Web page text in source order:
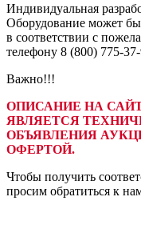
Индивидуальная
Оборудование может
в соответствии с
телефону 8 (800) 775-
Важно!!!
ОПИСАНИЕ НА
ЯВЛЯЕТСЯ
ОБЪЯВЛЕНИЯ
ОФЕРТОЙ.
Чтобы получить
просим обратиться к